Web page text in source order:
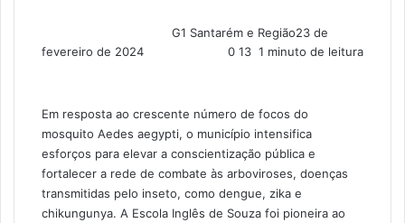
G1 Santarém e Região23 de
fevereiro de 2024
0 13 1 minuto de leitura
Em resposta ao crescente número de focos do
mosquito Aedes aegypti, o município intensifica
esforços para elevar a conscientização pública e
fortalecer a rede de combate às arboviroses, doenças
transmitidas pelo inseto, como dengue, zika e
chikungunya. A Escola Inglês de Souza foi pioneira ao